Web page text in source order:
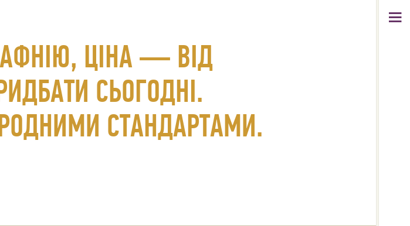
ЦІНА — ВІД
СЬОГОДНІ.
СТАНДАРТАМИ.